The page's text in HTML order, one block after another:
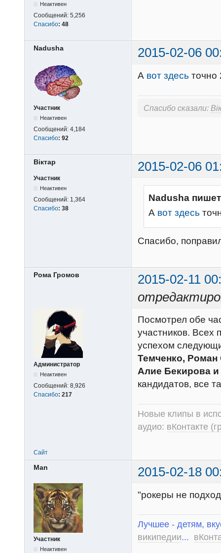
Неактивен
Сообщений: 5,256
Спасибо: 48
Nadusha 2015-02-06
Участник
Неактивен
Сообщений: 4,184
Спасибо: 92
А вот здесь
Спасибо сказали:
Вiктар 2015-02-06
Участник
Неактивен
Сообщений: 1,364
Спасибо: 38
Nadusha
А вот здесь
Спасибо,
Рома Громов
2015-02-11
Администратор
Неактивен
Сообщений: 8,926
Спасибо: 217
Посмотрел обе
участников. Всех
успехом
Темченко,
Алие Бекирова и
кандидатов, все
Новые клипы в
аудио: вКонтакте
Сайт
Man 2015-02-18
Участник
Неактивен
"рокеры не
Лучшее - детям,
википедии...